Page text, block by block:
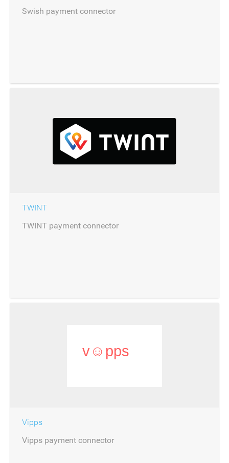
Swish payment connector
TWINT
TWINT payment connector
Vipps
Vipps payment connector